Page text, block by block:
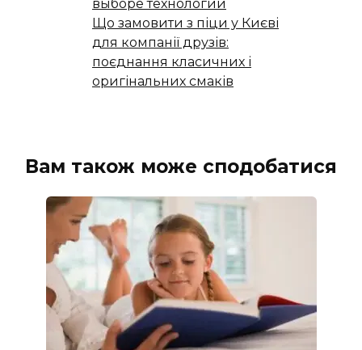
выборе технологии
Що замовити з піци у Києві
для компанії друзів:
поєднання класичних і
оригінальних смаків
Вам також може сподобатися